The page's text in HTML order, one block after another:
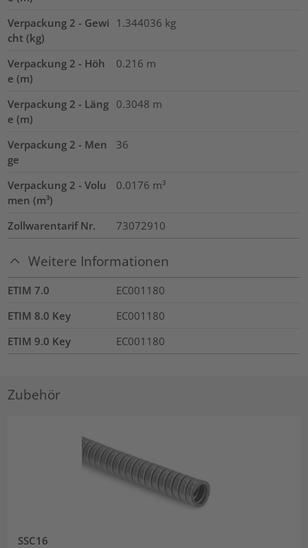
Verpackung 2 - Gewi
cht (kg)
1.344036 kg
Verpackung 2 - Höh
e (m)
0.216 m
Verpackung 2 - Läng
e (m)
0.3048 m
Verpackung 2 - Men
ge
36
Verpackung 2 - Volu
men (m³)
0.0176 m³
Zollwarentarif Nr. 73072910
Weitere Informationen
ETIM 7.0
EC001180
ETIM 8.0 Key
EC001180
ETIM 9.0 Key
EC001180
Zubehör
SSC16